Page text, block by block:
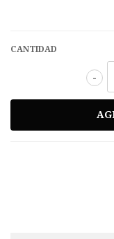
CANTIDAD
-